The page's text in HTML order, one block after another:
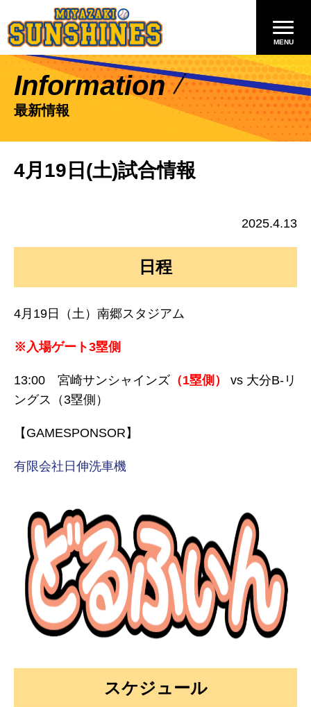
Information
最新情報
4月19日(土)試合情報
2025.4.13
日程
4月19日（土）南郷スタジアム
※入場ゲート3塁側
13:00 宮崎サンシャインズ （1塁側）
vs 大分B-リ
ングス（3塁側）
【GAMESPONSOR】
有限会社日伸洗車機
スケジュール